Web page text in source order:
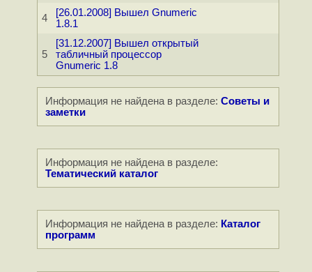
4
[26.01.2008] Вышел Gnumeric
1.8.1
5
[31.12.2007] Вышел открытый
табличный процессор
Gnumeric 1.8
Информация не найдена в разделе: Советы и
заметки
Информация не найдена в разделе:
Тематический каталог
Информация не найдена в разделе: Каталог
программ